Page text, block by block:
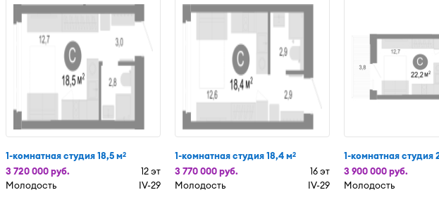
1-комнатная студия 18,5 м2
3 720 000 руб.
12 эт
Молодость
IV-29
1-комнатная студия 18,4 м2
3 770 000 руб.
16 эт
Молодость
IV-29
1-комнатная студия
3 900 000 руб.
Молодость